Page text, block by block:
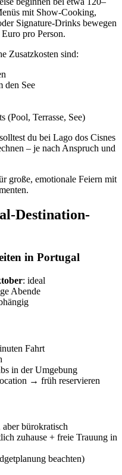
mit Show-Cooking,
Signature-Drinks bewegen
pro Person.
Zusatzkosten sind:
den See
(Pool, Terrasse, See)
du bei Lago dos Cisnes
– je nach Anspruch und
große, emotionale Feiern mit
Destination-
in Portugal
: ideal
Abende
Fahrt
in der Umgebung
→ früh reservieren
bürokratisch
zuhause + freie Trauung in
beachten)